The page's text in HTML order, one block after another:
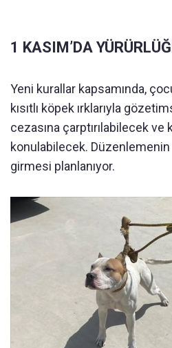
1 KASIM’DA
Yeni kurallar kapsamında,
kısıtlı köpek ırklarıyla
cezasına çarptırılabilecek ve
konulabilecek. Düzenlemenin
girmesi planlanıyor.